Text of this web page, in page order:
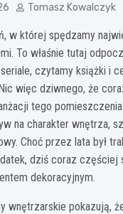
Tomasz Kowalczyk
w której spędzamy
To właśnie tutaj
czytamy książki i
więc dziwnego, że
tego
na charakter wnętrza,
Choć przez lata był
dziś coraz częściej
dekoracyjnym.
wnętrzarskie pokazują,